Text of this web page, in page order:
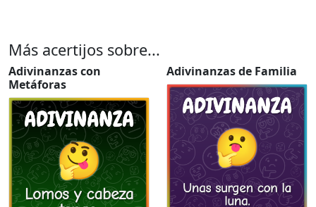
Más acertijos sobre...
Adivinanzas con
Metáforas
Adivinanzas de Familia